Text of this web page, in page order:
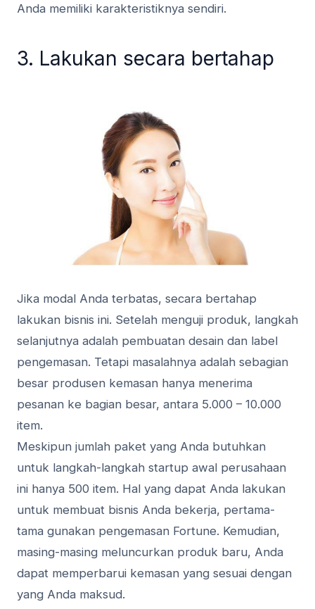
Anda memiliki karakteristiknya sendiri.
3. Lakukan secara bertahap
Jika modal Anda terbatas, secara bertahap
lakukan bisnis ini. Setelah menguji produk, langkah
selanjutnya adalah pembuatan desain dan label
pengemasan. Tetapi masalahnya adalah sebagian
besar produsen kemasan hanya menerima
pesanan ke bagian besar, antara 5.000 – 10.000
item.
Meskipun jumlah paket yang Anda butuhkan
untuk langkah-langkah startup awal perusahaan
ini hanya 500 item. Hal yang dapat Anda lakukan
untuk membuat bisnis Anda bekerja, pertama-
tama gunakan pengemasan Fortune. Kemudian,
masing-masing meluncurkan produk baru, Anda
dapat memperbarui kemasan yang sesuai dengan
yang Anda maksud.